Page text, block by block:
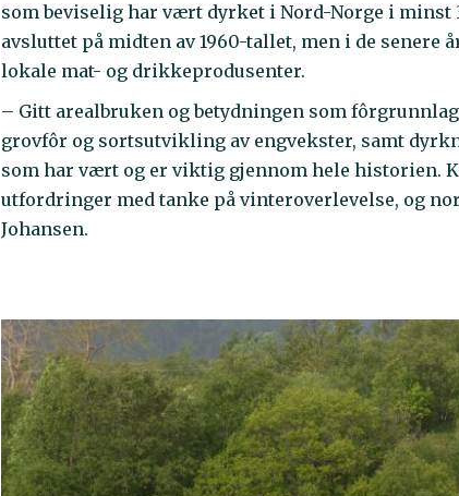
som beviselig har vært dyrket i Nord-Norge i minst
avsluttet på midten av 1960-tallet, men i de senere
lokale mat- og drikkeprodusenter.
– Gitt arealbruken og betydningen som
grovfôr og sortsutvikling av engvekster, samt
som har vært og er viktig gjennom hele historien.
utfordringer med tanke på vinteroverlevelse, og
Johansen.